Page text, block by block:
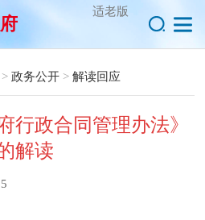
适老版
> 政务公开 > 解读回应
行政合同管理办法》
解读